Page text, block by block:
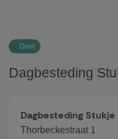
Deel
Dagbesteding
Dagbesteding Stukje
Thorbeckestraat 1